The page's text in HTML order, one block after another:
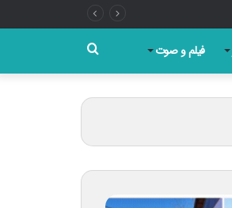
فیلم و صوت
برای